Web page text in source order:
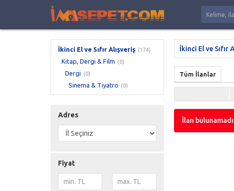
İkinci El ve Sıfır Alışveriş (174)
Kitap, Dergi & Film (0)
Dergi (0)
Sinema & Tiyatro (0)
Adres
Fiyat
İkinci El ve Sıfır
Tüm İlanlar
İlan